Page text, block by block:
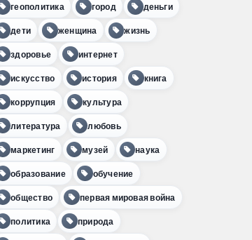
геополитика город деньги
дети женщина жизнь
здоровье интернет
искусство история книга
коррупция культура
литература любовь
маркетинг музей наука
образование обучение
общество первая мировая война
политика природа